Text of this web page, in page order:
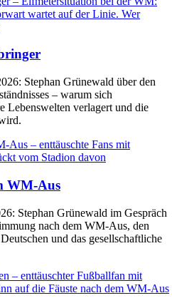
Stephan Grünewald über den
– warum sich
Lebenswelten verlagert und die
WM-Aus
Stephan Grünewald im Gespräch
nach dem WM-Aus, den
und das gesellschaftliche